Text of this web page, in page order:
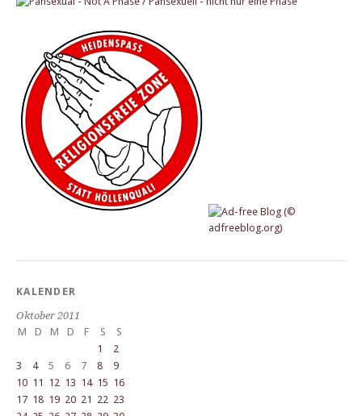
KALENDER
Oktober 2011
M
D M D F S
S
1
2
3
4 5 6 7 8
9
10 11 12 13 14 15 16
17 18 19 20 21 22 23